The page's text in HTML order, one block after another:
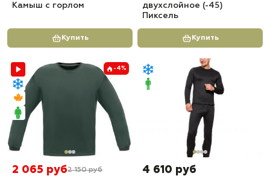
Камыш с горлом
Купить
двухслойное (-45)
Пиксель
Купить
-4%
2 065 руб2 150 руб 4 610 руб